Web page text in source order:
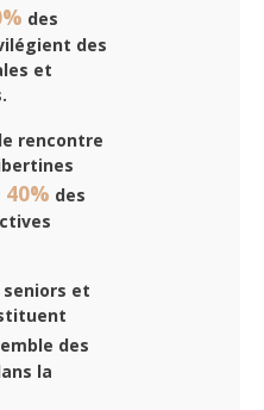
des
des
et
rencontre
40% des
et
des
la